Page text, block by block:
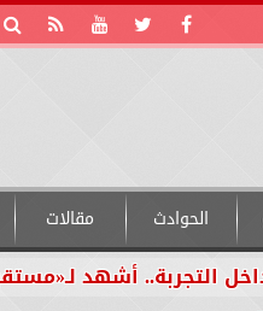
الحوادث مقالات
أشهد لـ«مستقبل مصر»